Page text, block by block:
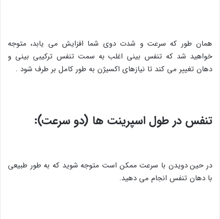
همان طور که سرعت و شدت دوی شما افزایش می یابد، متوجه
خواهید شد که تنفس بینی اغلب به سمت تنفس ترکیبی بینی و
دهان تغییر می کند تا نیازهای اکسیژن به طور کامل بر طرف شود .
تنفس در طول اسپرینت ها (دو سرعت):
در حین دویدن با سرعت ممکن است متوجه شوید که به طور طبیعی
با دهان تنفس انجام می دهید.